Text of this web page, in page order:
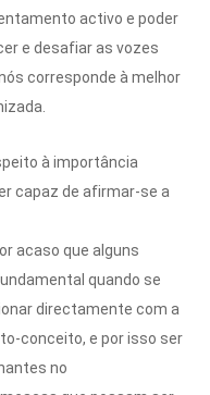
activo e poder
e desafiar as vozes
corresponde à melhor
à importância
capaz de afirmar-se a
acaso que alguns
quando se
directamente com a
conceito, e por isso ser
no